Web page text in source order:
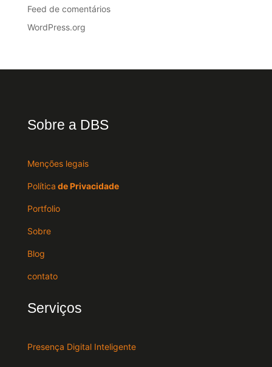
Feed de comentários
WordPress.org
Sobre a DBS
Menções legais
Política de Privacidade
Portfolio
Sobre
Blog
contato
Serviços
Presença Digital Inteligente